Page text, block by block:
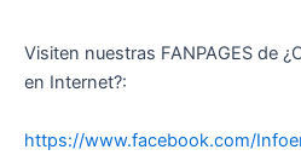
Visiten nuestras FANPAGES de
en Internet?:
https://www.facebook.com/